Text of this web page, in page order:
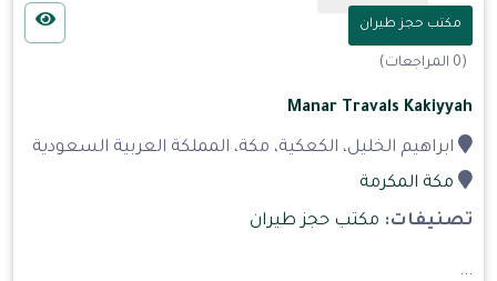
مكتب حجز طيران
(0 المراجعات)
Manar Travals Kakiyyah
ابراهيم الخليل، الكعكية، مكة، المملكة العربية السعودية
مكة المكرمة
تصنيفات: مكتب حجز طيران
...